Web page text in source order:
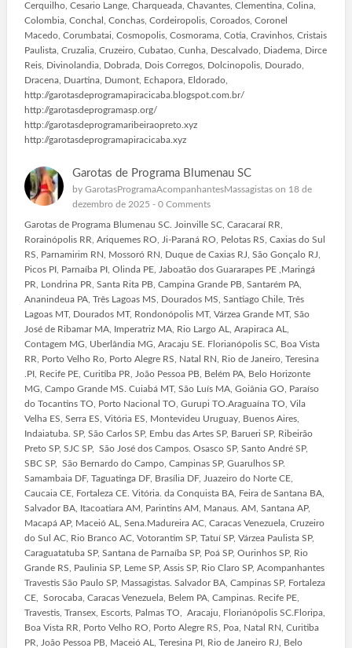
Cerquilho, Cesario Lange, Charqueada, Chavantes, Clementina, Colina,
Colombia, Conchal, Conchas, Cordeiropolis, Coroados, Coronel
Macedo, Corumbatai, Cosmopolis, Cosmorama, Cotia, Cravinhos, Cristais
Paulista, Cruzalia, Cruzeiro, Cubatao, Cunha, Descalvado, Diadema, Dirce
Reis, Divinolandia, Dobrada, Dois Corregos, Dolcinopolis, Dourado,
Dracena, Duartina, Dumont, Echapora, Eldorado,
http://garotasdeprogramapiracicaba.blogspot.com.br/
http://garotasdeprogramasp.org/
http://garotasdeprogramaribeiraopreto.xyz
http://garotasdeprogramapiracicaba.xyz
Garotas de Programa Blumenau SC
by GarotasProgramaAcompanhantesMassagistason 18 de
dezembro de 2025 - 0 Comments
Garotas de Programa Blumenau SC. Joinville SC, Caracaraí RR,
Rorainópolis RR, Ariquemes RO, Ji-Paraná RO, Pelotas RS, Caxias do Sul
RS, Parnamirim RN, Mossoró RN, Duque de Caxias RJ, São Gonçalo RJ,
Picos PI, Parnaíba PI, Olinda PE, Jaboatão dos Guararapes PE ,Maringá
PR, Londrina PR, Santa Rita PB, Campina Grande PB, Santarém PA,
Ananindeua PA, Três Lagoas MS, Dourados MS, Santiago Chile, Três
Lagoas MT, Dourados MT, Rondonópolis MT, Várzea Grande MT, São
José de Ribamar MA, Imperatriz MA, Rio Largo AL, Arapiraca AL,
Contagem MG, Uberlândia MG, Aracaju SE. Florianópolis SC, Boa Vista
RR, Porto Velho Ro, Porto Alegre RS, Natal RN, Rio de Janeiro, Teresina
.PI, Recife PE, Curitiba PR, João Pessoa PB, Belém PA, Belo Horizonte
MG, Campo Grande MS. Cuiabá MT, São Luís MA, Goiânia GO, Paraíso
do Tocantins TO, Porto Nacional TO, Gurupi TO.Araguaína TO, Vila
Velha ES, Serra ES, Vitória ES, Montevideu Uruguay, Buenos Aires,
Indaiatuba. SP, São Carlos SP, Embu das Artes SP, Barueri SP, Ribeirão
Preto SP, SJC SP, São José dos Campos. Osasco SP, Santo André SP,
SBC SP, São Bernardo do Campo, Campinas SP, Guarulhos SP.
Samambaia DF, Taguatinga DF, Brasília DF, Juazeiro do Norte CE,
Caucaia CE, Fortaleza CE. Vitória. da Conquista BA, Feira de Santana BA,
Salvador BA, Itacoatiara AM, Parintins AM, Manaus. AM, Santana AP,
Macapá AP, Maceió AL, Sena.Madureira AC, Caracas Venezuela, Cruzeiro
do Sul AC, Rio Branco AC, Votorantim SP, Tatuí SP, Várzea Paulista SP,
Caraguatatuba SP, Santana de Parnaíba SP, Poá SP, Ourinhos SP, Rio
Grande RS, Paulinia SP, Leme SP, Assis SP, Rio Claro SP, Acompanhantes
Travestis São Paulo SP, Massagistas. Salvador BA, Campinas SP, Fortaleza
CE, Sorocaba, Caracas Venezuela, Belem PA, Campinas. Recife PE,
Travestis, Transex, Escorts, Palmas TO, Aracaju, Florianópolis SC.Floripa,
Boa Vista RR, Porto Velho RO, Porto Alegre RS, Poa, Natal RN, Curitiba
PR, João Pessoa PB, Maceió AL, Teresina PI, Rio de Janeiro RJ, Belo